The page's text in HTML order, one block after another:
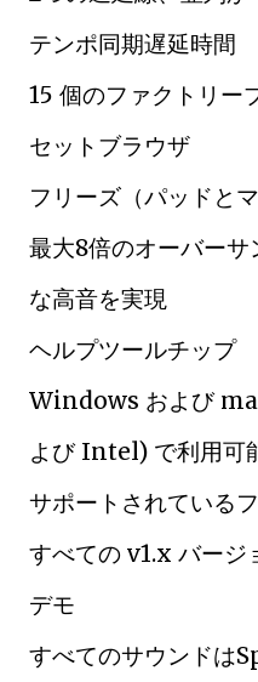
テンポ同期遅延時間
15 個のファクトリー
セットブラウザ
フリーズ（パッドと
最大8倍のオーバー
な高音を実現
ヘルプツールチップ
Windows および
よび Intel) で利用可
サポートされている
すべての v1.x バージ
デモ
すべてのサウンドは